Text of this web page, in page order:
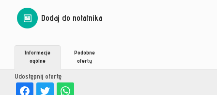
Dodaj do notatnika
Udostępnij ofertę
Informacje
ogólne
Podobne
oferty